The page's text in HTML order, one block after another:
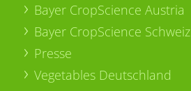
Bayer CropScience Austria
Bayer CropScience Schweiz
Presse
Vegetables Deutschland